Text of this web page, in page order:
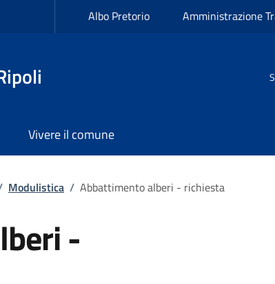
Albo Pretorio Amministrazione
Vivere il comune
Modulistica / Abbattimento alberi - richiesta
-